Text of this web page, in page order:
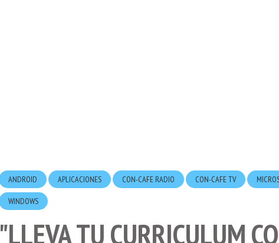
ANDROID APLICACIONES CON-CAFE RADIO CON-CAFE TV
WINDOWS
"LLEVA TU CURRICULUM